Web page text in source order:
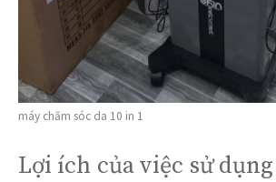
máy chăm sóc da 10 in 1
Lợi ích của việc sử